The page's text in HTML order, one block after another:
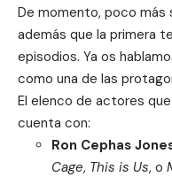
De momento, poco más
además que la primera
episodios. Ya os
como una de las
El elenco de actores
cuenta con:
Ron Cephas
Cage, This is Us, o